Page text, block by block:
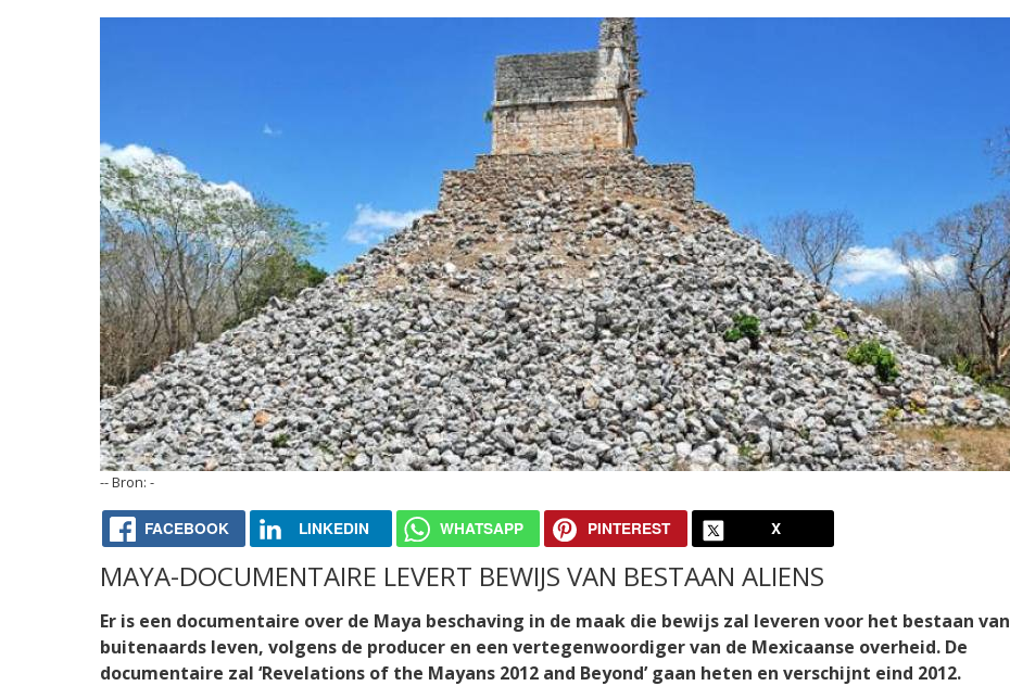
- -
FACEBOOK LINKEDIN WHATSAPP PINTEREST X
MAYA-DOCUMENTAIRE LEVERT BEWIJS VAN BESTAAN ALIENS
Er is een documentaire over de Maya beschaving in de maak die bewijs zal leveren voor het bestaan van
buitenaards leven, volgens de producer en een vertegenwoordiger van de Mexicaanse overheid. De
documentaire zal ‘Revelations of the Mayans 2012 and Beyond’ gaan heten en verschijnt eind 2012.